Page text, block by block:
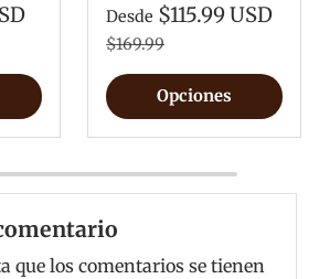
Desde $115.99 USD
$169.99
Opciones
que los comentarios se tienen